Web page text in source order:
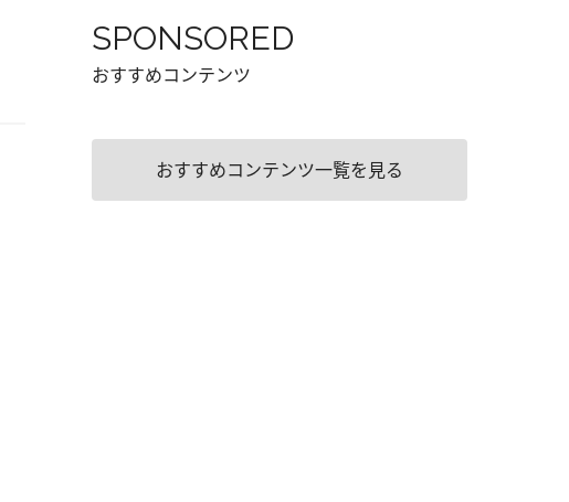
SPONSORED
おすすめコンテンツ
おすすめコンテンツ一覧を見る